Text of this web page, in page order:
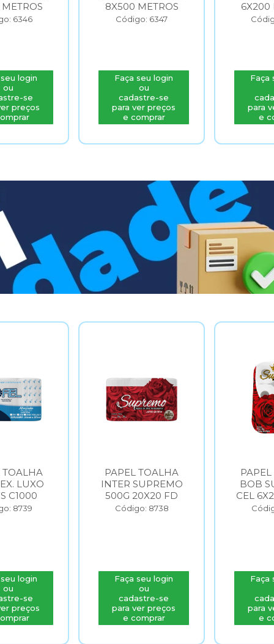
6346
login
ou
se
preços
8X500 METROS
Código: 6347
Faça seu login
ou
cadastre-se
para ver preços
e comprar
6X200
Faça
para
e
TOALHA
LUXO
C1000
8739
login
ou
se
preços
PAPEL TOALHA
INTER SUPREMO
500G 20X20 FD
Código: 8738
Faça seu login
ou
cadastre-se
para ver preços
e comprar
BOB
CEL
Faça
para
e